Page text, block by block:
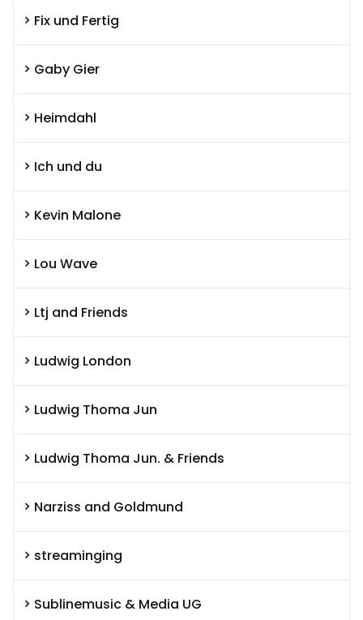
Fix und Fertig
Gaby Gier
Heimdahl
Ich und du
Kevin Malone
Lou Wave
Ltj and Friends
Ludwig London
Ludwig Thoma Jun
Ludwig Thoma Jun. & Friends
Narziss and Goldmund
streaminging
Sublinemusic & Media UG